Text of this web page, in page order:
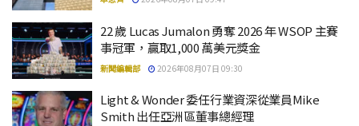
22 歲 Lucas Jumalon 勇奪 2026 年 WSOP 主賽
事冠軍，贏取1,000 萬美元獎金
新聞編輯部 2026年08月07日 09:30
Light & Wonder 委任行業資深從業員Mike
Smith 出任亞洲區董事總經理